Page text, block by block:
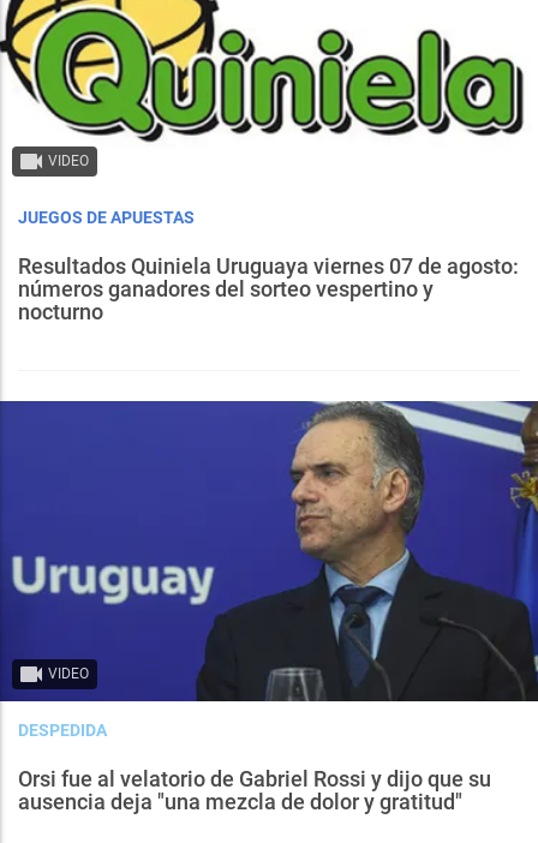
VIDEO
JUEGOS DE APUESTAS
Resultados Quiniela Uruguaya viernes 07 de agosto:
números ganadores del sorteo vespertino y
nocturno
VIDEO
DESPEDIDA
Orsi fue al velatorio de Gabriel Rossi y dijo que su
ausencia deja "una mezcla de dolor y gratitud"